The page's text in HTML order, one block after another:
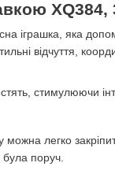
XQ384,
іграшка, яка
відчуття,
стимулюючи
можна легко
поруч.